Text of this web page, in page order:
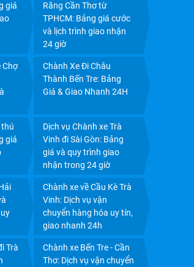
giá
Răng Cần Thơ từ
TPHCM: Bảng giá cước
và lịch trình giao nhận
24 giờ
Chợ
Chành Xe Đi Châu
Thành Bến Tre: Bảng
Giá & Giao Nhanh 24H
thú
giá
Dịch vụ Chành xe Trà
Vinh đi Sài Gòn: Bảng
giá và quy trình giao
nhận trong 24 giờ
Chành xe về Cầu Kè Trà
Vinh: Dịch vụ vận
chuyển hàng hóa uy tín,
giao nhanh 24h
Trà
Chành xe Bến Tre - Cần
Thơ: Dịch vụ vận chuyển